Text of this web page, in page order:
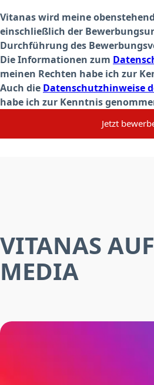
Vitanas wird meine
einschließlich der
Durchführung des
Die Informationen zum
meinen Rechten habe ich zur
Auch die Datenschutzhinweise
habe ich zur Kenntnis
Jetzt
VITANAS
MEDIA